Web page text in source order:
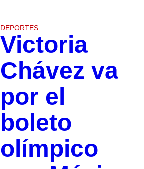
DEPORTES
Victoria
Chávez va
por el
boleto
olímpico